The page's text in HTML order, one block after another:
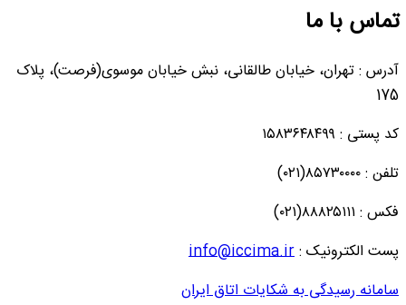
تماس با ما
آدرس : تهران، خیابان طالقانی، نبش خیابان موسوی(فرصت)، پلاک
175
کد پستی : ۱۵۸۳۶۴۸۴۹۹
تلفن : ۸۵۷۳۰۰۰۰(۰۲۱)
فکس : ۸۸۸۲۵۱۱۱(۰۲۱)
پست الکترونیک :info@iccima.ir
سامانه رسیدگی به شکایات اتاق ایران